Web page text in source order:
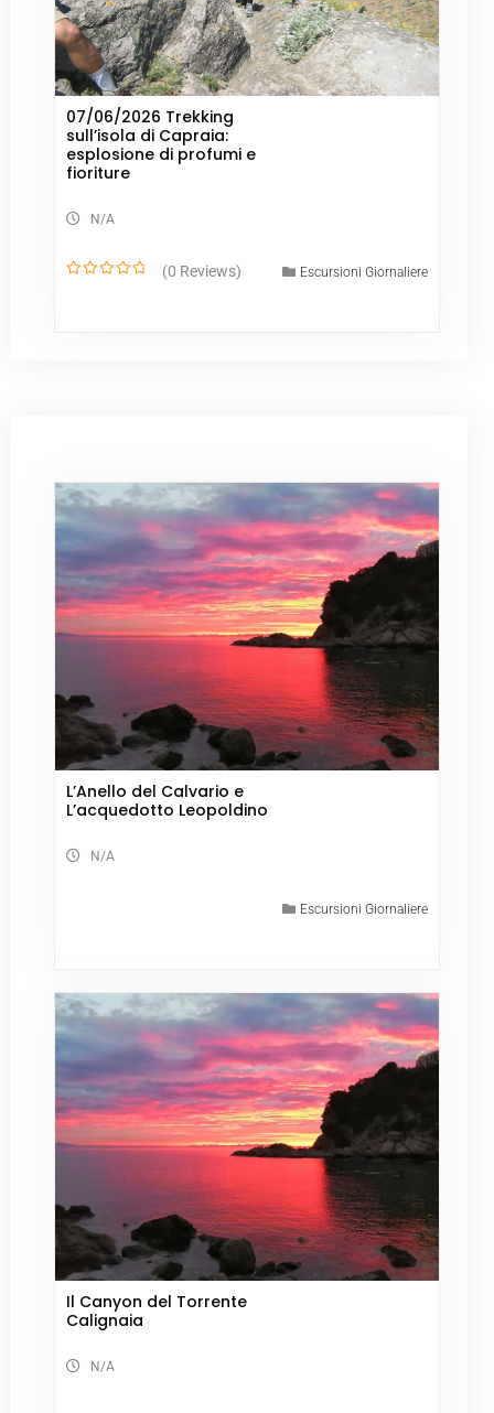
07/06/2026 Trekking
sull’isola di Capraia:
esplosione di profumi e
fioriture
N/A
(0 Reviews) Escursioni Giornaliere
L’Anello del Calvario e
L’acquedotto Leopoldino
N/A
Escursioni Giornaliere
Il Canyon del Torrente
Calignaia
N/A